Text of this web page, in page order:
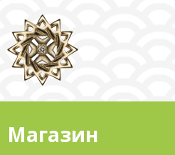
Магазин